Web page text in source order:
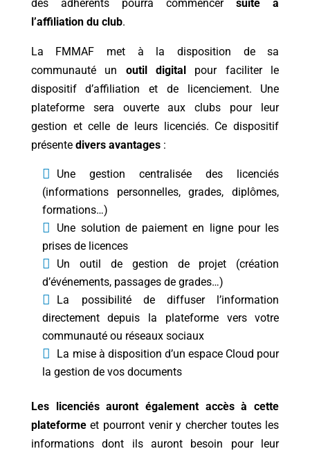
des adhérents pourra commencersuite à
l’affiliation du club.
La FMMAF met à la disposition de sa
communauté un outil digital pour faciliter le
dispositif d’affiliation et de licenciement. Une
plateforme sera ouverte aux clubs pour leur
gestion et celle de leurs licenciés. Ce dispositif
présente divers avantages:
Une gestion centralisée des licenciés
(informations personnelles, grades, diplômes,
formations…)
Une solution de paiement en ligne pour les
prises de licences
Un outil de gestion de projet (création
d’événements, passages de grades…)
La possibilité de diffuser l’information
directement depuis la plateforme vers votre
communauté ou réseaux sociaux
La mise à disposition d’un espace Cloud pour
la gestion de vos documents
Les licenciés auront également accès à cette
plateformeet pourront venir y chercher toutes les
informations dont ils auront besoin pour leur